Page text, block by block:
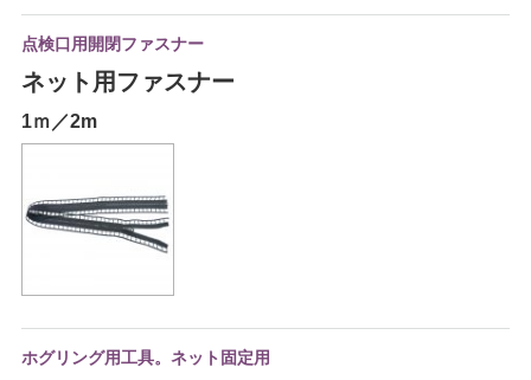
点検口用開閉ファスナー
ネット用ファスナー
1ｍ／2m
ホグリング用工具。ネット固定用